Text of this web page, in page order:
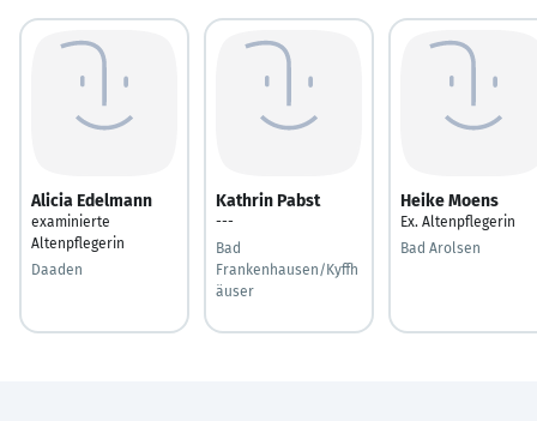
Alicia Edelmann
examinierte
Altenpflegerin
Daaden
Kathrin Pabst
---
Bad
Frankenhausen/Kyffh
äuser
Heike Moens
Ex. Altenpflegerin
Bad Arolsen